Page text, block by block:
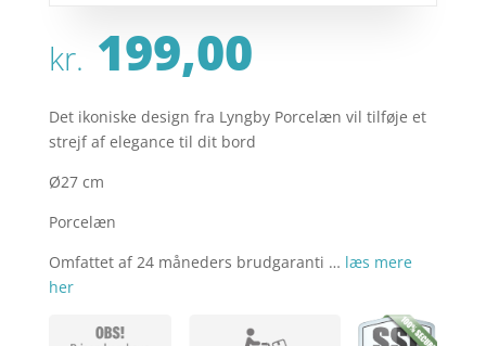
kr. 199,00
Det ikoniske design fra Lyngby Porcelæn vil tilføje et
strejf af elegance til dit bord
Ø27 cm
Porcelæn
Omfattet af 24 måneders brudgaranti … læs mere
her